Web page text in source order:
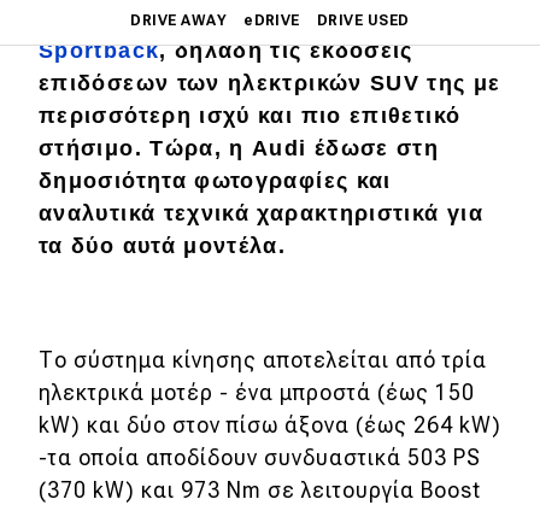
DRIVE AWAY eDRIVE DRIVE USED
Main navigation
Επικαιρότητα
Νέα μοντέλα
Πρωτότυπα
Ελλάδα
Τεχνολογία
Ασφάλεια
Αγορά
Απόψεις
νέα Audi e-tron S και e-tron S
Sportback, δηλαδή τις εκδόσεις
επιδόσεων των ηλεκτρικών SUV της με
περισσότερη ισχύ και πιο επιθετικό
στήσιμο. Τώρα, η Audi έδωσε στη
δημοσιότητα φωτογραφίες και
αναλυτικά τεχνικά χαρακτηριστικά για
τα δύο αυτά μοντέλα.
Το σύστημα κίνησης αποτελείται από τρία
ηλεκτρικά μοτέρ - ένα μπροστά (έως 150
kW) και δύο στον πίσω άξονα (έως 264 kW)
-τα οποία αποδίδουν συνδυαστικά 503 PS
(370 kW) και 973 Nm σε λειτουργία Boost